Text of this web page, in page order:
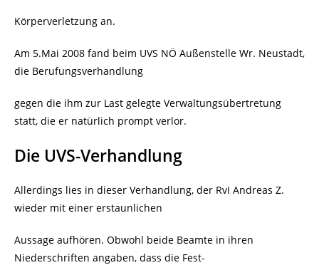
Körperverletzung an.
Am 5.Mai 2008 fand beim UVS NÖ Außenstelle Wr. Neustadt,
die Berufungsverhandlung
gegen die ihm zur Last gelegte Verwaltungsübertretung
statt, die er natürlich prompt verlor.
Die UVS-Verhandlung
Allerdings lies in dieser Verhandlung, der RvI Andreas Z.
wieder mit einer erstaunlichen
Aussage aufhören. Obwohl beide Beamte in ihren
Niederschriften angaben, dass die Fest-